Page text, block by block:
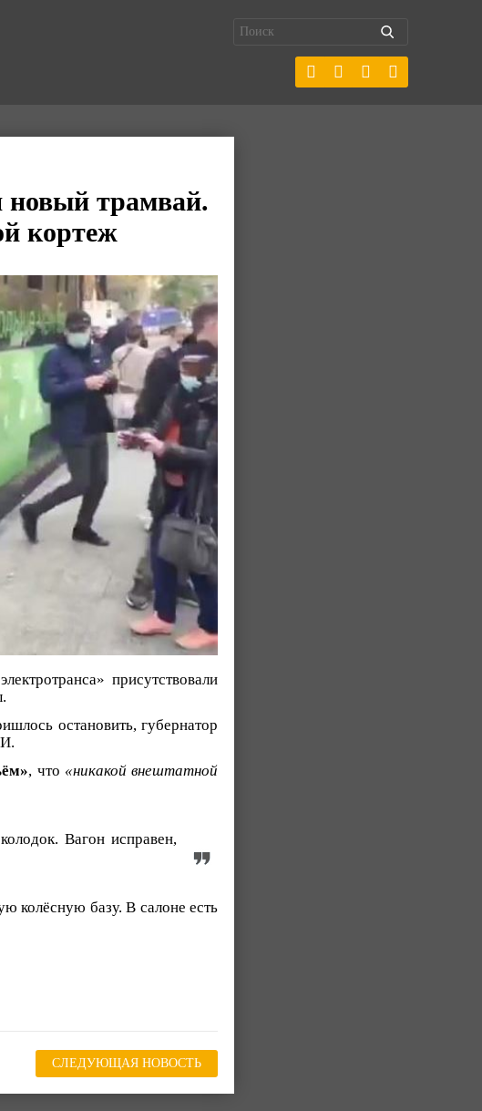
новый трамвай.
кортеж
присутствовали
остановить, губернатор
, что «никакой внештатной
Вагон исправен,
колёсную базу. В салоне есть
СЛЕДУЮЩАЯ НОВОСТЬ